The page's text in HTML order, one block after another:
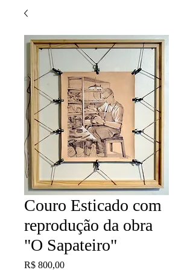
Couro Esticado com
reprodução da obra
"O Sapateiro"
R$ 800,00Preço